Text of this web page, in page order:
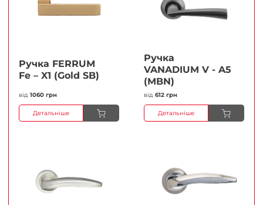
Ручка FERRUМ
Fe – X1 (Gold SB)
від 1060 грн
Детальніше
Ручка
VANADIUM V - A5
(MBN)
від 612 грн
Детальніше